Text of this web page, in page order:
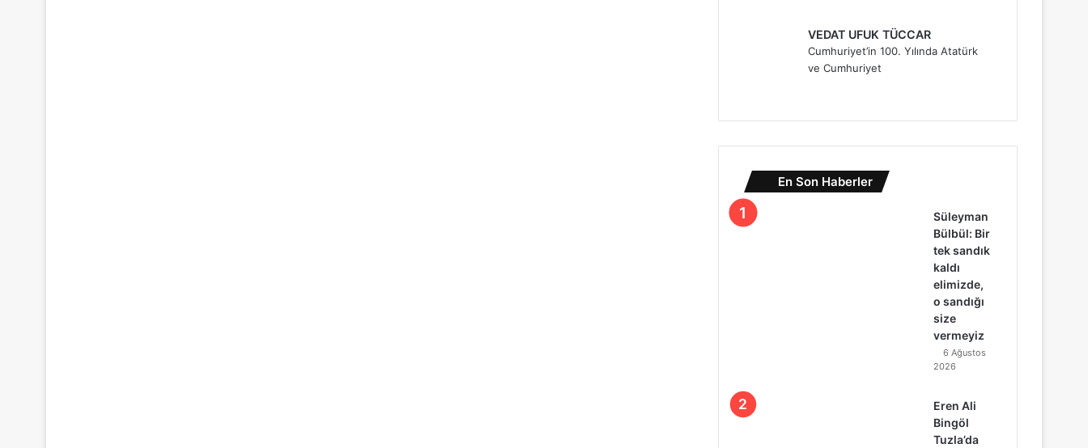
VEDAT UFUK TÜCCAR
Cumhuriyet’in 100. Yılında Atatürk
ve Cumhuriyet
En Son Haberler
Süleyman
Bülbül: Bir
tek sandık
kaldı
elimizde,
o sandığı
size
vermeyiz
6 Ağustos
2026
Eren Ali
Bingöl
Tuzla’da